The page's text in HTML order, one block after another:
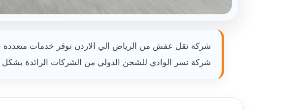
شركة نقل عفش من الرياض الي الاردن توفر خدمات متعددة
شركة نسر الوادي للشحن الدولي من الشركات الرائدة بشكل